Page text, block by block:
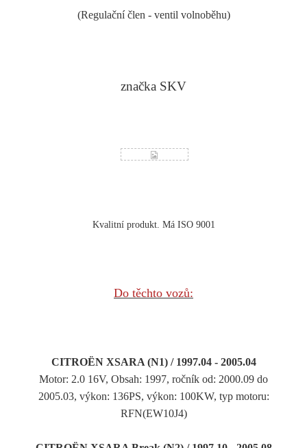
(Regulační člen - ventil volnoběhu)
značka SKV
Kvalitní produkt. Má ISO 9001
Do těchto vozů:
CITROËN XSARA (N1) / 1997.04 - 2005.04
Motor: 2.0 16V, Obsah: 1997, ročník od: 2000.09 do
2005.03, výkon: 136PS, výkon: 100KW, typ motoru:
RFN(EW10J4)